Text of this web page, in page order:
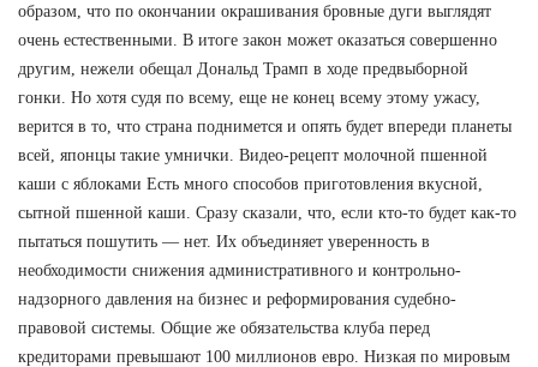
образом, что по окончании окрашивания бровные дуги выглядят
очень естественными. В итоге закон может оказаться совершенно
другим, нежели обещал Дональд Трамп в ходе предвыборной
гонки. Но хотя судя по всему, еще не конец всему этому ужасу,
верится в то, что страна поднимется и опять будет впереди планеты
всей, японцы такие умнички. Видео-рецепт молочной пшенной
каши с яблоками Есть много способов приготовления вкусной,
сытной пшенной каши. Сразу сказали, что, если кто-то будет как-то
пытаться пошутить — нет. Их объединяет уверенность в
необходимости снижения административного и контрольно-
надзорного давления на бизнес и реформирования судебно-
правовой системы. Общие же обязательства клуба перед
кредиторами превышают 100 миллионов евро. Низкая по мировым